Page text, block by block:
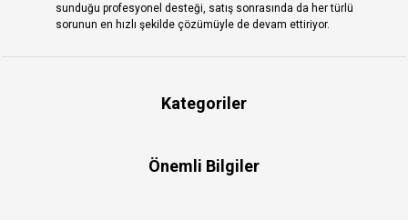
sunduğu profesyonel desteği, satış sonrasında da her türlü
sorunun en hızlı şekilde çözümüyle de devam ettiriyor.
Kategoriler
Önemli Bilgiler